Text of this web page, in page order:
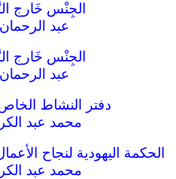
الجِنْس خَارج
عبد
الجِنْس خَارج
عبد
دفتر النشاط
محمد عبد
الحكمة اليهودية لنجاح
محمد عبد